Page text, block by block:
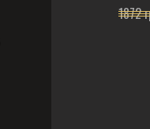
1872